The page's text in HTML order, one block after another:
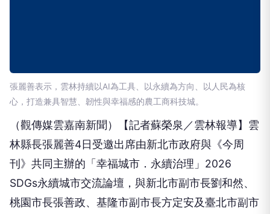
張麗善表示，雲林持續以AI為工具、以永續為方向、以人民為核
心，打造兼具智慧、韌性與幸福感的農工商科技城。
（觀傳媒雲嘉南新聞）【記者蘇榮泉／雲林報導】雲
林縣長張麗善4日受邀出席由新北市政府與《今周
刊》共同主辦的「幸福城市．永續治理」2026
SDGs永續城市交流論壇，與新北市副市長劉和然、
桃園市長張善政、基隆市副市長方定安及臺北市副市